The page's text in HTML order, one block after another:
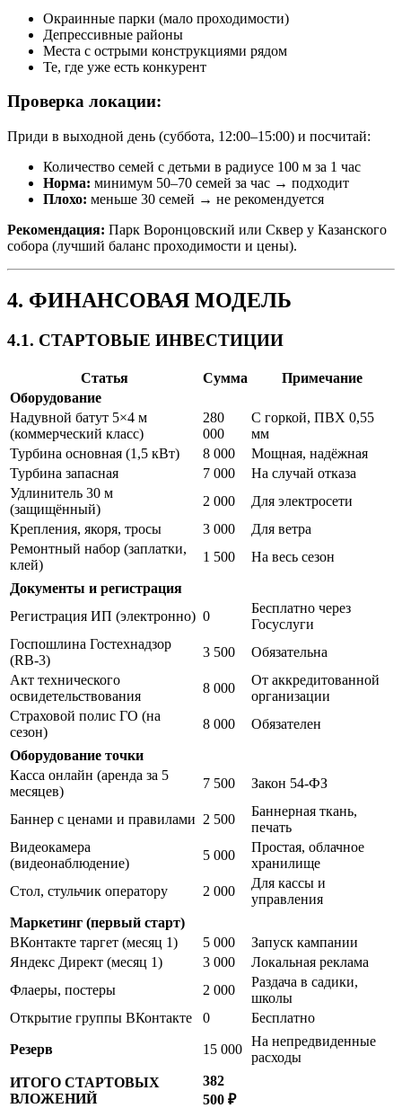
Окраинные парки (мало проходимости)
Депрессивные районы
Места с острыми конструкциями рядом
Те, где уже есть конкурент
Проверка локации:
Приди в выходной день (суббота, 12:00–15:00) и посчитай:
Количество семей с детьми в радиусе 100 м за 1 час
Норма: минимум 50–70 семей за час → подходит
Плохо: меньше 30 семей → не рекомендуется
Рекомендация: Парк Воронцовский или Сквер у Казанского
собора (лучший баланс проходимости и цены).
4. ФИНАНСОВАЯ МОДЕЛЬ
4.1. СТАРТОВЫЕ ИНВЕСТИЦИИ
Статья Сумма
Примечание
Оборудование
Надувной батут 5×4 м
(коммерческий класс)
280
000
С горкой, ПВХ 0,55
мм
Турбина основная (1,5 кВт)
8 000
Мощная, надёжная
Турбина запасная
7 000
На случай отказа
Удлинитель 30 м
(защищённый)
2 000
Для электросети
Крепления, якоря, тросы
3 000
Для ветра
Ремонтный набор (заплатки,
клей)
1 500 На весь сезон
Документы и регистрация
Регистрация ИП (электронно) 0
Бесплатно через
Госуслуги
Госпошлина Гостехнадзор
(RB-3)
3 500
Обязательна
Акт технического
освидетельствования
8 000
От аккредитованной
организации
Страховой полис ГО (на
сезон)
8 000 Обязателен
Оборудование точки
Касса онлайн (аренда за 5
месяцев)
7 500 Закон 54-ФЗ
Баннер с ценами и правилами 2 500
Баннерная ткань,
печать
Видеокамера
(видеонаблюдение)
5 000
Простая, облачное
хранилище
Стол, стульчик оператору
2 000
Для кассы и
управления
Маркетинг (первый старт)
ВКонтакте таргет (месяц 1)
5 000
Запуск кампании
Яндекс Директ (месяц 1)
3 000
Локальная реклама
Флаеры, постеры
2 000
Раздача в садики,
школы
Открытие группы ВКонтакте
0 Бесплатно
Резерв 15 000
На непредвиденные
расходы
ИТОГО СТАРТОВЫХ
ВЛОЖЕНИЙ
382
500 ₽